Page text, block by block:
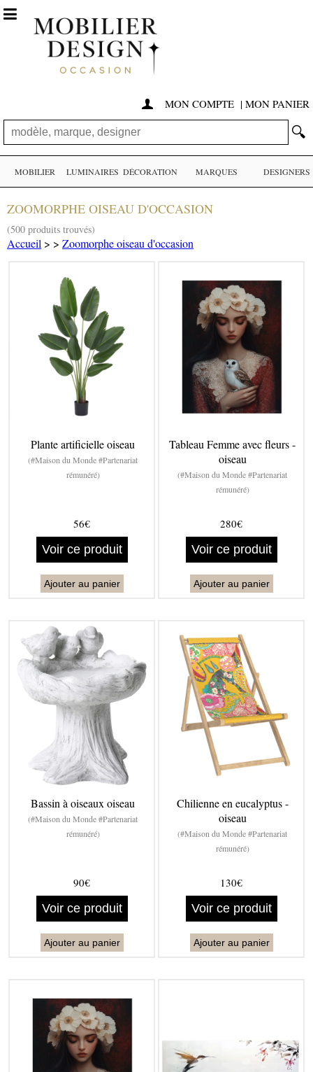
 MON COMPTE | MON PANIER
🔍

MOBILIER LUMINAIRES DÉCORATION MARQUES DESIGNERS
ZOOMORPHE OISEAU D'OCCASION
(500 produits trouvés)
Accueil > > Zoomorphe oiseau d'occasion
Plante artificielle oiseau
(#Maison du Monde #Partenariat
rémunéré)
56€
Voir ce produit
Ajouter au panier
Tableau Femme avec fleurs -
oiseau
(#Maison du Monde #Partenariat
rémunéré)
280€
Voir ce produit
Ajouter au panier
Bassin à oiseaux oiseau
(#Maison du Monde #Partenariat
rémunéré)
90€
Voir ce produit
Ajouter au panier
Chilienne en eucalyptus -
oiseau
(#Maison du Monde #Partenariat
rémunéré)
130€
Voir ce produit
Ajouter au panier